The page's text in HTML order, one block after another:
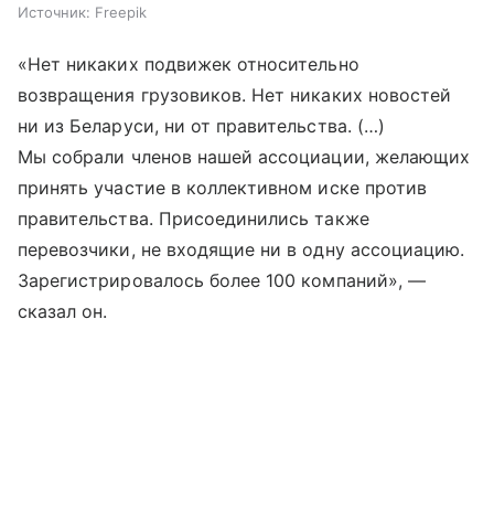
Источник: Freepik
«Нет никаких подвижек относительно
возвращения грузовиков. Нет никаких новостей
ни из Беларуси, ни от правительства. (…)
Мы собрали членов нашей ассоциации, желающих
принять участие в коллективном иске против
правительства. Присоединились также
перевозчики, не входящие ни в одну ассоциацию.
Зарегистрировалось более 100 компаний», —
сказал он.